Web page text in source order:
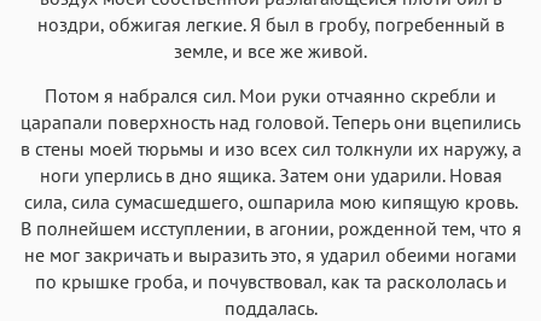
ноздри, обжигая легкие. Я был в гробу, погребенный в
земле, и все же живой.
Потом я набрался сил. Мои руки отчаянно скребли и
царапали поверхность над головой. Теперь они вцепились
в стены моей тюрьмы и изо всех сил толкнули их наружу, а
ноги уперлись в дно ящика. Затем они ударили. Новая
сила, сила сумасшедшего, ошпарила мою кипящую кровь.
В полнейшем исступлении, в агонии, рожденной тем, что я
не мог закричать и выразить это, я ударил обеими ногами
по крышке гроба, и почувствовал, как та раскололась и
поддалась.